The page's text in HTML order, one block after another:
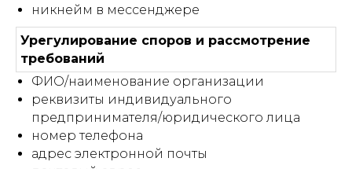
никнейм в мессенджере
Урегулирование споров и рассмотрение
требований
ФИО/наименование организации
реквизиты индивидуального
предпринимателя/юридического лица
номер телефона
адрес электронной почты